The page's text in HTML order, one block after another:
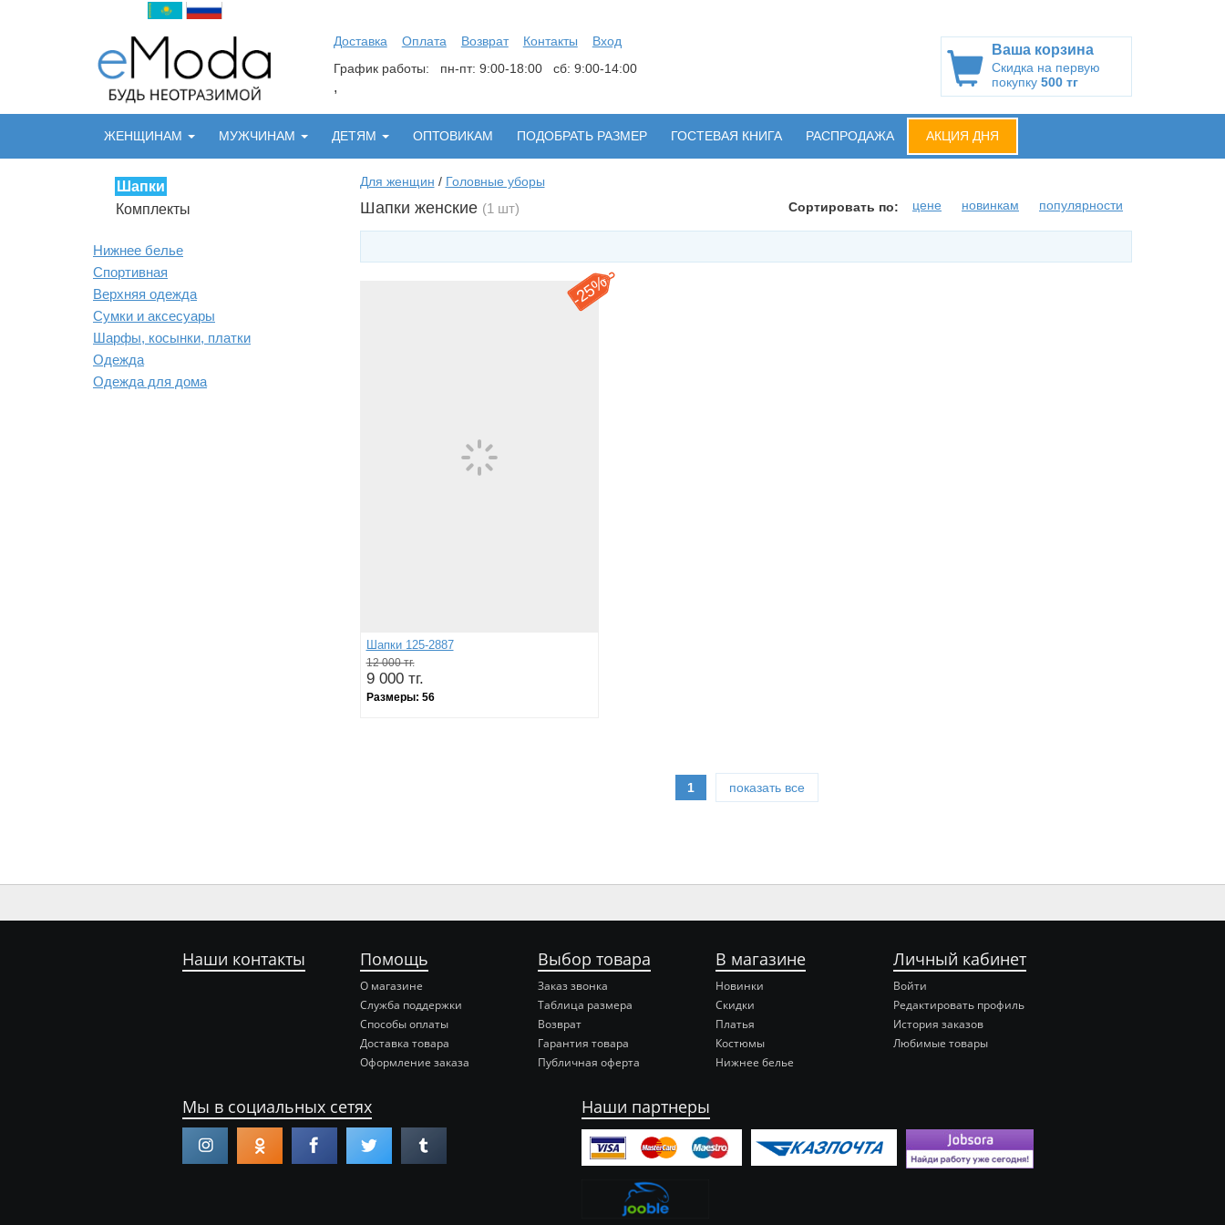
Доставка Оплата Возврат Контакты
Вход
График работы: пн-пт: 9:00-18:00 сб: 9:00-14:00
,
Ваша корзина
Скидка на первую
покупку 500 тг
ЖЕНЩИНАМ МУЖЧИНАМ ДЕТЯМ ОПТОВИКАМ ПОДОБРАТЬ РАЗМЕР ГОСТЕВАЯ КНИГА РАСПРОДАЖА АКЦИЯ ДНЯ
Шапки
Комплекты
Нижнее белье
Спортивная
Верхняя одежда
Сумки и аксесуары
Шарфы, косынки, платки
Одежда
Одежда для дома
Для женщин / Головные уборы
Шапки женские (1 шт) Сортировать по: цене новинкам популярности
-
25%
Шапки 125-2887
12 000 тг.
9 000 тг.
Размеры: 56
1 показать все
Наши контакты Помощь
О магазине
Служба поддержки
Способы оплаты
Доставка товара
Оформление заказа
Выбор товара
Заказ звонка
Таблица размера
Возврат
Гарантия товара
Публичная оферта
В магазине
Новинки
Скидки
Платья
Костюмы
Нижнее белье
Личный кабинет
Войти
Редактировать профиль
История заказов
Любимые товары
Мы в социальных сетях Наши партнеры